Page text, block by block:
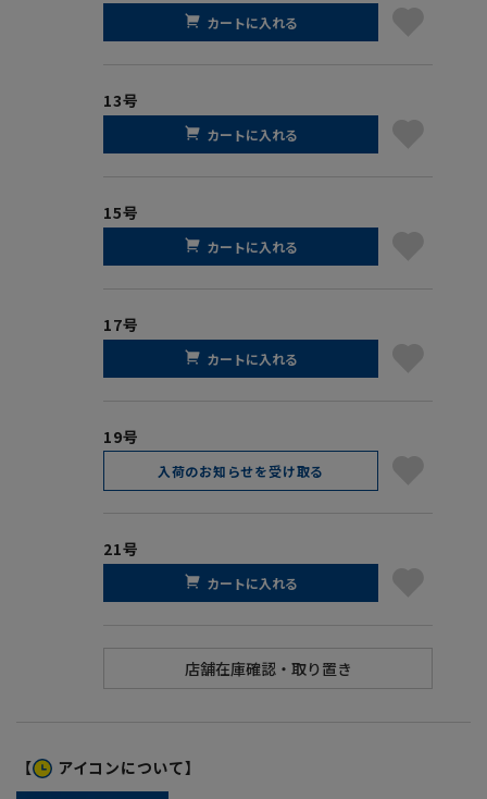
カートに入れる
13号
カートに入れる
15号
カートに入れる
17号
カートに入れる
19号
入荷のお知らせを受け取る
21号
カートに入れる
【 アイコンについて】